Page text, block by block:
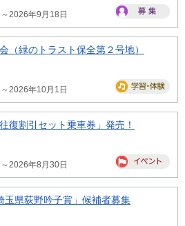
2026年9月18日
（緑のトラスト保全第２号地）
2026年10月1日
復割引セット乗車券」発売！
2026年8月30日
玉県荻野吟子賞」候補者募集